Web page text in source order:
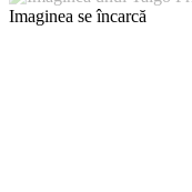
Imaginea se încarcă